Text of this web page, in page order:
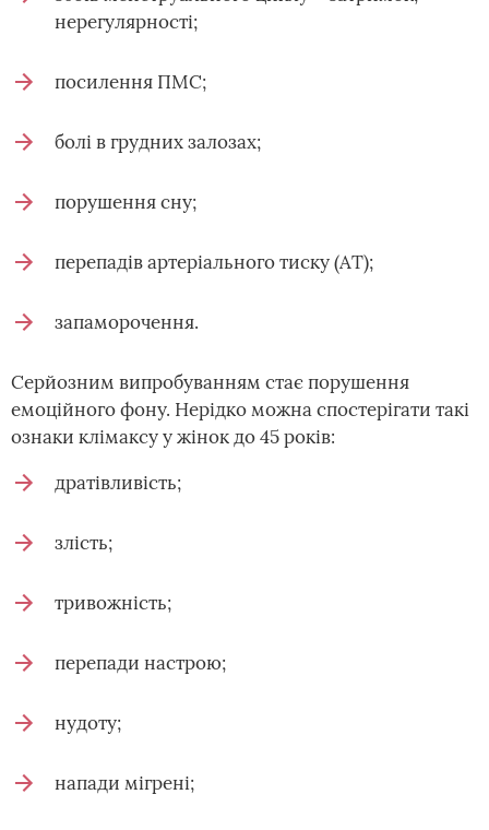
нерегулярності;
посилення ПМС;
болі в грудних залозах;
порушення сну;
перепадів артеріального тиску (АТ);
запаморочення.
Серйозним випробуванням стає порушення
емоційного фону. Нерідко можна спостерігати такі
ознаки клімаксу у жінок до 45 років:
дратівливість;
злість;
тривожність;
перепади настрою;
нудоту;
напади мігрені;